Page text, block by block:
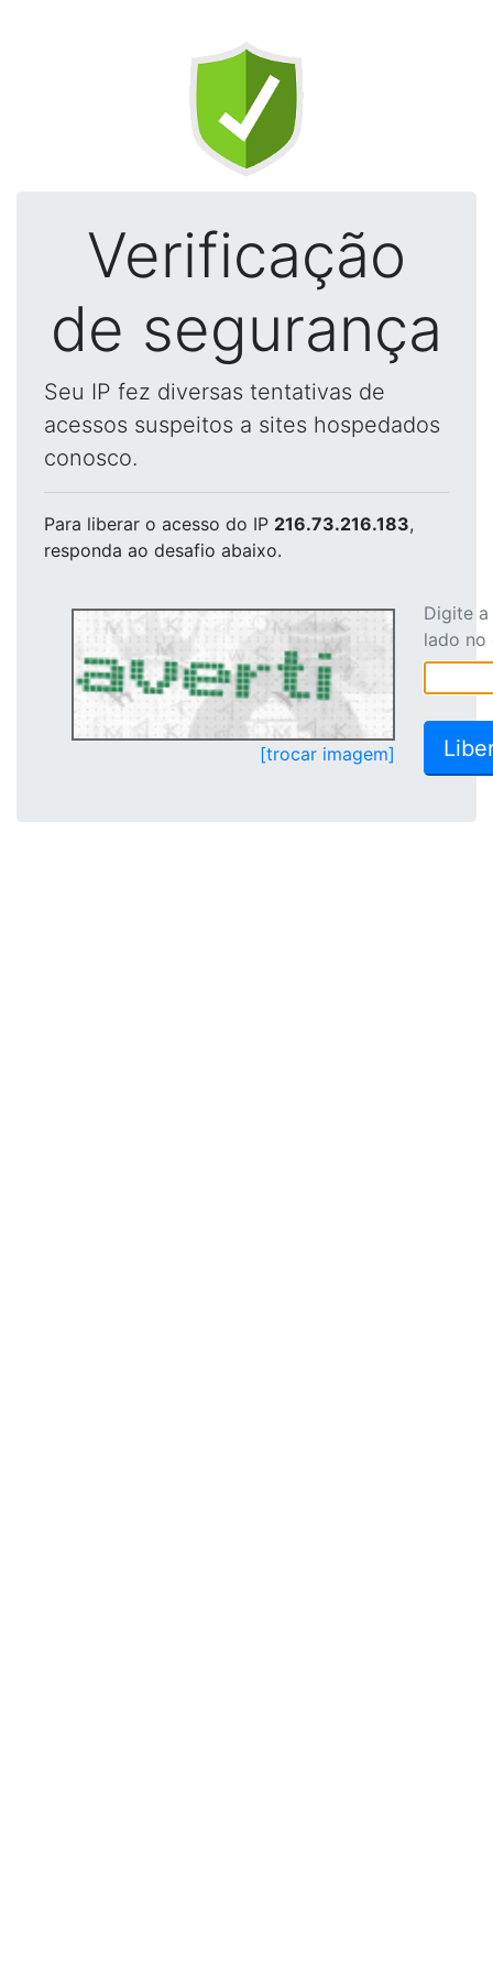
Verificação
de segurança
Seu IP fez diversas tentativas de
acessos suspeitos a sites hospedados
conosco.
Para liberar o acesso do IP 216.73.216.183,
responda ao desafio abaixo.
[trocar imagem]
Digite
lado no